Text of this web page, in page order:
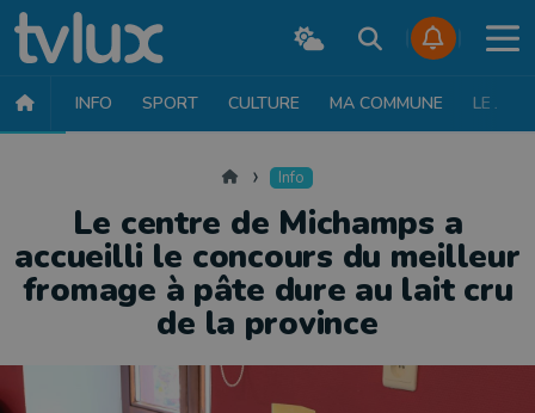
INFO SPORT CULTURE MA COMMUNE LE JT
Accueil Info
Le centre de Michamps a
accueilli le concours du meilleur
fromage à pâte dure au lait cru
de la province